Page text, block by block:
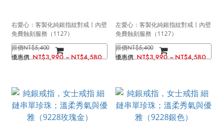
右愛心：客製化純銀指紋對戒〡內壁
免費蝕刻服務（1127）
NT$5,400
NT$3,990 ~ NT$4,580
左愛心：客製化純銀指紋對戒〡內壁
免費蝕刻服務（1127）
NT$5,400
NT$3,990 ~ NT$4,580